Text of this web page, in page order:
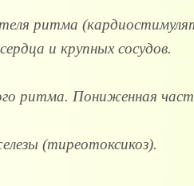
ритма
и крупных сосудов.
ритма. Пониженная
(тиреотоксикоз).